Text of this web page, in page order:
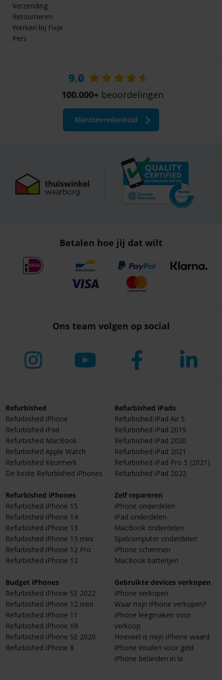
Verzending
Retourneren
Werken bij Fixje
Pers
9.0
100.000+ beoordelingen
Klanttevredenheid
Betalen hoe jij dat wilt
Ons team volgen op social
Refurbished
Refurbished iPhone
Refurbished iPad
Refurbished MacBook
Refurbished Apple Watch
Refurbished Keurmerk
De beste Refurbished iPhones
Refurbished iPhones
Refurbished iPhone 15
Refurbished iPhone 14
Refurbished iPhone 13
Refurbished iPhone 13 mini
Refurbished iPhone 12 Pro
Refurbished iPhone 12
Budget iPhones
Refurbished iPhone SE 2022
Refurbished iPhone 12 mini
Refurbished iPhone 11
Refurbished iPhone XR
Refurbished iPhone SE 2020
Refurbished iPhone 8
Refurbished iPads
Refurbished iPad Air 5
Refurbished iPad 2019
Refurbished iPad 2020
Refurbished iPad 2021
Refurbished iPad Pro 5 (2021)
Refurbished iPad 2022
Zelf repareren
iPhone onderdelen
iPad onderdelen
MacBook onderdelen
Spelcomputer onderdelen
iPhone schermen
MacBook batterijen
Gebruikte devices verkopen
iPhone verkopen
Waar mijn iPhone verkopen?
iPhone leegmaken voor
verkoop
Hoeveel is mijn iPhone waard
iPhone inruilen voor geld
iPhone belanden in la